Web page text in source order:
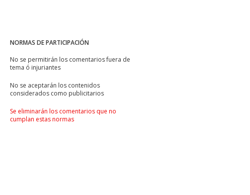
NORMAS DE PARTICIPACIÓN
No se permitirán los comentarios fuera de
tema ó injuriantes
No se aceptarán los contenidos
considerados como publicitarios
Se eliminarán los comentarios que no
cumplan estas normas